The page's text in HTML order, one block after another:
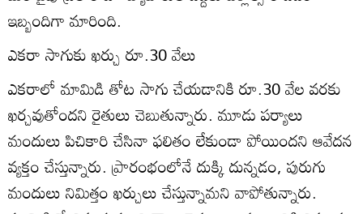
ఇబ్బందిగా మారింది.
ఎకరా సాగుకు ఖర్చు రూ.30 వేలు
ఎకరాలో మామిడి తోట సాగు చేయడానికి రూ.30 వేల వరకు
ఖర్చవుతోందని రైతులు చెబుతున్నారు. మూడు పర్యాలు
మందులు పిచికారి చేసినా ఫలితం లేకుండా పోయిందని ఆవేదన
వ్యక్తం చేస్తున్నారు. ప్రారంభంలోనే దుక్కి దున్నడం, పురుగు
మందులు నిమిత్తం ఖర్చులు చేస్తున్నామని వాపోతున్నారు.